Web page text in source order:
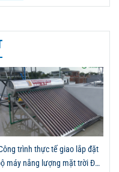
trình thực tế giao lắp đặt
máy nắng lượng mặt trời Đại